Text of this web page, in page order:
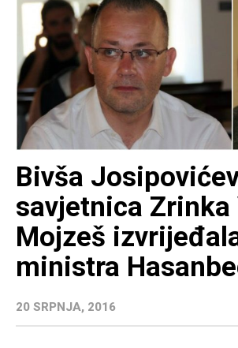
Bivša
savjetnica Zrinka
Mojzeš
ministra
20 SRPNJA, 2016